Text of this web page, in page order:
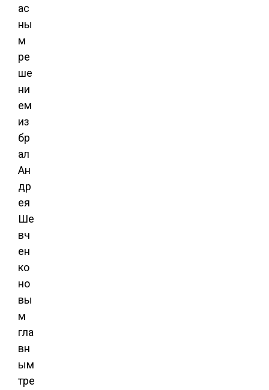
ас
ны
м
ре
ше
ни
ем
из
бр
ал
Ан
др
ея
Ше
вч
ен
ко
но
вы
м
гла
вн
ым
тре